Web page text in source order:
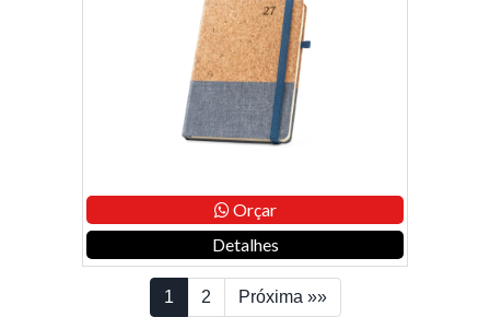
Orçar
Detalhes
1 2 Próxima »»